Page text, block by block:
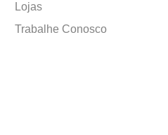
Lojas
Trabalhe Conosco